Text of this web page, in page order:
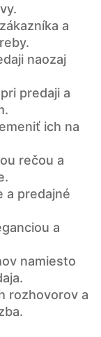
a
naozaj
predaji a
ich na
rečou a
a predajné
a
namiesto
rozhovorov a